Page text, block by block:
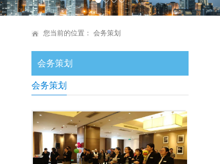
您当前的位置： 会务策划
会务策划
会务策划